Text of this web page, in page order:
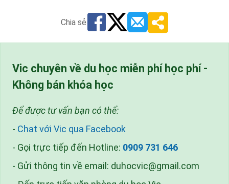
Chia sẻ
Vic chuyên về du học miễn phí học phí -
Không bán khóa học
Để được tư vấn bạn có thể:
- Chat với Vic qua Facebook
- Gọi trực tiếp đến Hotline: 0909 731 646
- Gửi thông tin về email: duhocvic@gmail.com